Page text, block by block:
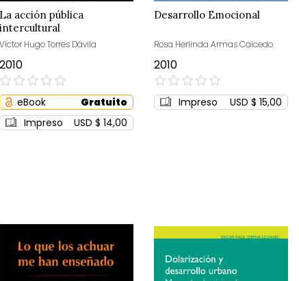
La acción pública
intercultural
Víctor Hugo Torres Dávila
2010
0%
eBook
Gratuito
Impreso
USD $ 14,00
Desarrollo Emocional
Rosa Herlinda Armas Caicedo
2010
0%
Impreso USD $ 15,00